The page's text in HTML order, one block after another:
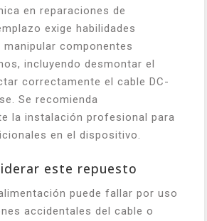
en reparaciones de
exige habilidades
componentes
incluyendo desmontar el
correctamente el cable DC-
Se recomienda
la instalación profesional para
en el dispositivo.
este repuesto
puede fallar por uso
accidentales del cable o